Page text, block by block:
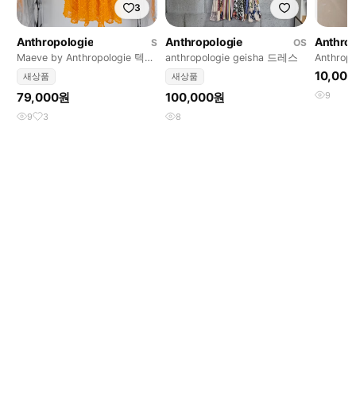
3
Anthropologie
S
Maeve by Anthropologie 텍스
처 플로럴 레이스 원피스
새상품
79,000원
9 3
Anthropologie
OS
anthropologie geisha 드레스
새상품
100,000원
8
바디콘
9